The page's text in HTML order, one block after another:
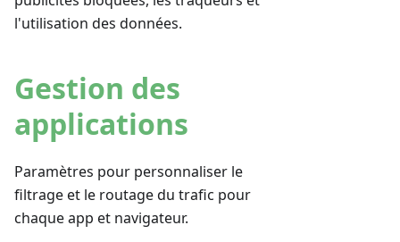
l'utilisation des données.
Gestion des
applications
Paramètres pour personnaliser le
filtrage et le routage du trafic pour
chaque app et navigateur.